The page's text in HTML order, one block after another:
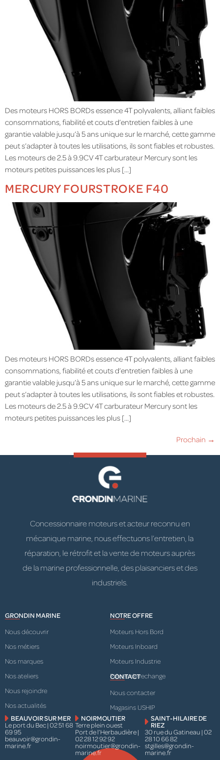
Des moteurs HORS BORDs essence 4T polyvalents, alliant faibles
consommations, fiabilité et couts d’entretien faibles à une
garantie valable jusqu’à 5 ans unique sur le marché, cette gamme
peut s’adapter à toutes les utilisations, ils sont fiables et robustes.
Les moteurs de 2.5 à 9.9CV 4T carburateur Mercury sont les
moteurs petites puissances les plus […]
MERCURY FOURSTROKE F40
Des moteurs HORS BORDs essence 4T polyvalents, alliant faibles
consommations, fiabilité et couts d’entretien faibles à une
garantie valable jusqu’à 5 ans unique sur le marché, cette gamme
peut s’adapter à toutes les utilisations, ils sont fiables et robustes.
Les moteurs de 2.5 à 9.9CV 4T carburateur Mercury sont les
moteurs petites puissances les plus […]
Prochain →
Concessionnaire moteurs et acteur reconnu en
mécanique marine, nous effectuons l’entretien, la
réparation, le rétrofit et la vente de moteurs auprès
de la marine professionnelle, des plaisanciers et des
industriels.
GRONDIN MARINE
Nous découvrir
Nos métiers
Nos marques
Nos ateliers
Nous rejoindre
Nos actualités
NOTRE OFFRE
Moteurs Hors Bord
Moteurs Inboard
Moteurs Industrie
Pièces de rechange
CONTACT
Nous contacter
Magasins USHIP
BEAUVOIR SUR MER
Le port du Bec | 02 51 68
69 95
beauvoir@grondin-
marine.fr
NOIRMOUTIER
Terre plein ouest
Port de l’Herbaudière |
02 28 12 92 92
noirmoutier@grondin-
marine.fr
SAINT-HILAIRE DE
RIEZ
30 rue du Gatineau | 02
28 10 66 82
stgilles@grondin-
marine.fr